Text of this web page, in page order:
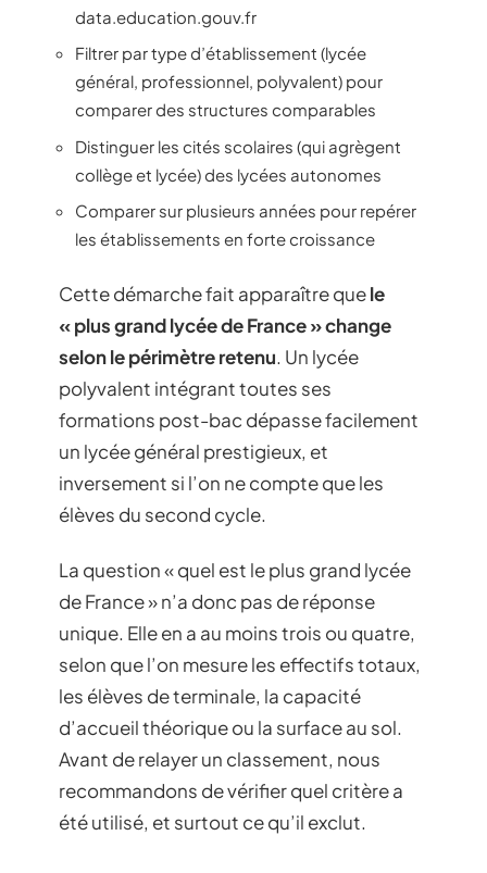
data.education.gouv.fr
Filtrer par type d’établissement (lycée
général, professionnel, polyvalent) pour
comparer des structures comparables
Distinguer les cités scolaires (qui agrègent
collège et lycée) des lycées autonomes
Comparer sur plusieurs années pour repérer
les établissements en forte croissance
Cette démarche fait apparaître quele
« plus grand lycée de France » change
selon le périmètre retenu. Un lycée
polyvalent intégrant toutes ses
formations post-bac dépasse facilement
un lycée général prestigieux, et
inversement si l’on ne compte que les
élèves du second cycle.
La question « quel est le plus grand lycée
de France » n’a donc pas de réponse
unique. Elle en a au moins trois ou quatre,
selon que l’on mesure les effectifs totaux,
les élèves de terminale, la capacité
d’accueil théorique ou la surface au sol.
Avant de relayer un classement, nous
recommandons de vérifier quel critère a
été utilisé, et surtout ce qu’il exclut.